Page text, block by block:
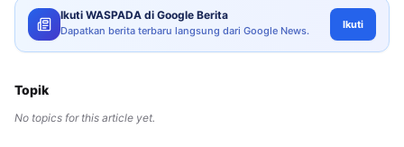
Ikuti WASPADA di Google Berita
Dapatkan berita terbaru langsung dari Google News. Ikuti
Topik
No topics for this article yet.